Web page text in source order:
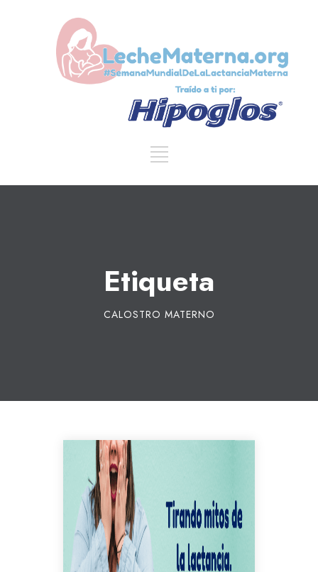
Etiqueta
CALOSTRO MATERNO